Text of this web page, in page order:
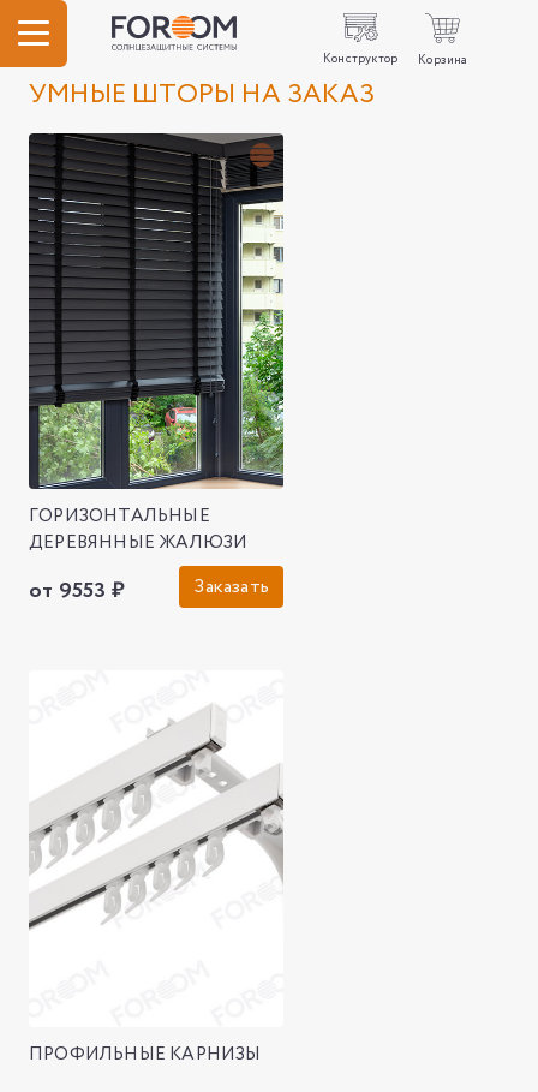
Конструктор Корзина
УМНЫЕ ШТОРЫ НА ЗАКАЗ
ГОРИЗОНТАЛЬНЫЕ
ДЕРЕВЯННЫЕ ЖАЛЮЗИ
от 9553 ₽ Заказать
ПРОФИЛЬНЫЕ КАРНИЗЫ